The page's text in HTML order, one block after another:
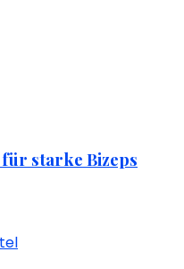
starke Bizeps